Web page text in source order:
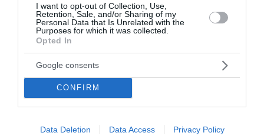
I want to opt-out of Collection, Use,
Retention, Sale, and/or Sharing of my
Personal Data that Is Unrelated with the
Purposes for which it was collected.
Opted In
Google consents
CONFIRM
Data Deletion Data Access Privacy Policy
ΠΑΣΟΚ για το ΟΣΔΕ: «Επικοινωνιακή φιέστα
αντί για λύσεις»
Επίθεση στην κυβέρνηση εξαπολύει το ΠΑΣΟΚ – Κίνημα
Αλλαγής με αφορμή την επίσκεψη του πρωθυπουργού
06 Αυγούστου 2026